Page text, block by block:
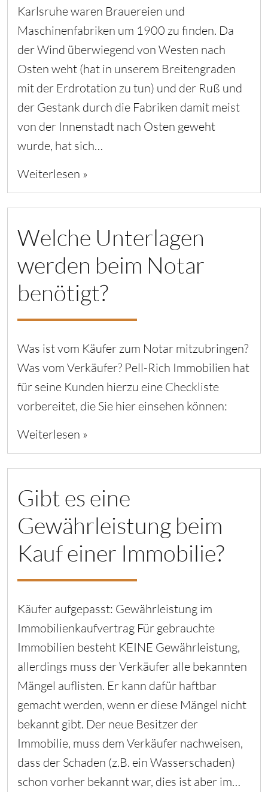
Karlsruhe waren Brauereien und
Maschinenfabriken um 1900 zu finden. Da
der Wind überwiegend von Westen nach
Osten weht (hat in unserem Breitengraden
mit der Erdrotation zu tun) und der Ruß und
der Gestank durch die Fabriken damit meist
von der Innenstadt nach Osten geweht
wurde, hat sich…
Weiterlesen »
Welche Unterlagen
werden beim Notar
benötigt?
Was ist vom Käufer zum Notar mitzubringen?
Was vom Verkäufer? Pell-Rich Immobilien hat
für seine Kunden hierzu eine Checkliste
vorbereitet, die Sie hier einsehen können:
Weiterlesen »
Gibt es eine
Gewährleistung beim
Kauf einer Immobilie?
Käufer aufgepasst: Gewährleistung im
Immobilienkaufvertrag Für gebrauchte
Immobilien besteht KEINE Gewährleistung,
allerdings muss der Verkäufer alle bekannten
Mängel auflisten. Er kann dafür haftbar
gemacht werden, wenn er diese Mängel nicht
bekannt gibt. Der neue Besitzer der
Immobilie, muss dem Verkäufer nachweisen,
dass der Schaden (z.B. ein Wasserschaden)
schon vorher bekannt war, dies ist aber im…